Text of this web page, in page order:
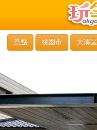
景點 桃園市 大溪區